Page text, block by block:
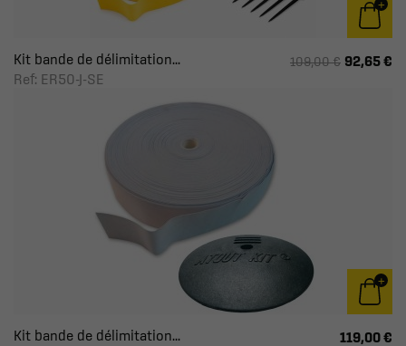
Kit bande de délimitation...
Ref: ER50-J-SE
109,00 € 92,65 €
Kit bande de délimitation...
119,00 €